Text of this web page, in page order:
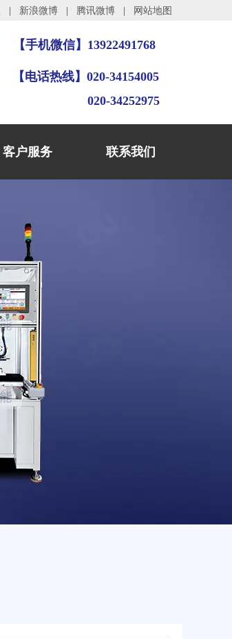
新浪微博 腾讯微博 网站地图
【电话热线】020-34154005
【手机微信】13922491768
020-34252975
客户服务 联系我们